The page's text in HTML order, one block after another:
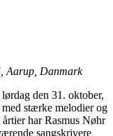
Aarup, Danmark
den 31. oktober,
stærke melodier og
har Rasmus Nøhr
sangskrivere